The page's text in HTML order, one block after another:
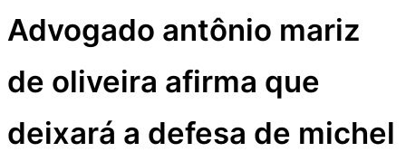
Advogado antônio mariz
de oliveira afirma que
deixará a defesa de michel